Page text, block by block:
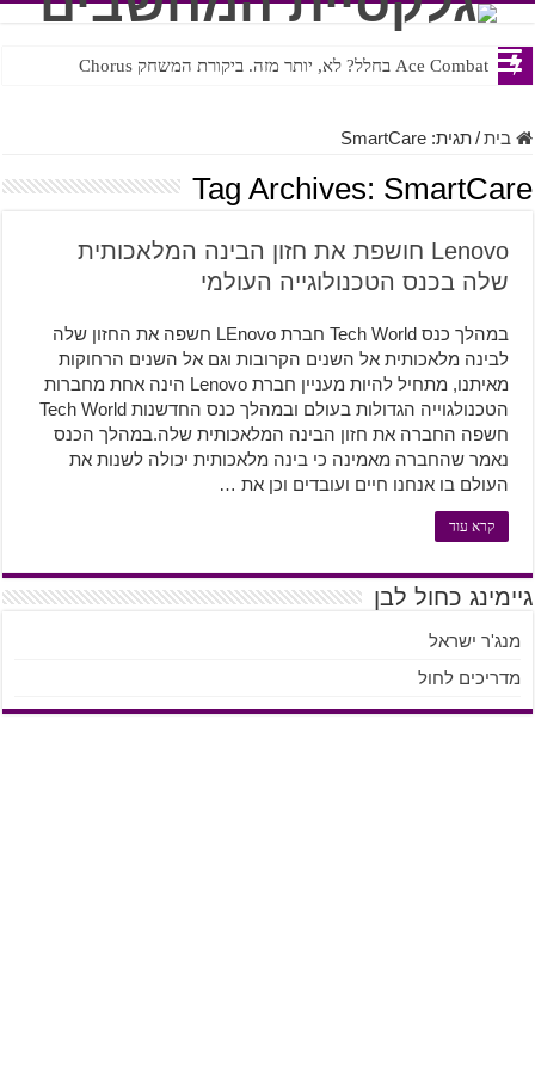
Ace Combat בחלל? לא, יותר מזה. ביקורת המשחק Chorus
Steven Universe והשירים שתורגמו בצורה נוראית לעברית
בית/תגית:SmartCare
Tag Archives: SmartCare
Lenovo חושפת את חזון הבינה המלאכותית
שלה בכנס הטכנולוגייה העולמי
במהלך כנס Tech World חברת LEnovo חשפה את החזון שלה
לבינה מלאכותית אל השנים הקרובות וגם אל השנים הרחוקות
מאיתנו, מתחיל להיות מעניין חברת Lenovo הינה אחת מחברות
הטכנולגוייה הגדולות בעולם ובמהלך כנס החדשנות Tech World
חשפה החברה את חזון הבינה המלאכותית שלה.במהלך הכנס
נאמר שהחברה מאמינה כי בינה מלאכותית יכולה לשנות את
העולם בו אנחנו חיים ועובדים וכן את …
קרא עוד
גיימינג כחול לבן
מנג'ר ישראל
מדריכים לחול